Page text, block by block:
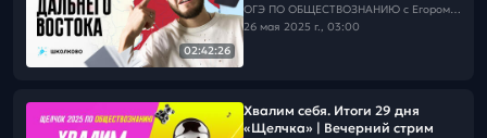
02:42:26
ОГЭ ПО ОБЩЕСТВОЗНАНИЮ c Егором Кантом
26 мая 2025 г., 03:00
Хвалим себя. Итоги 29 дня
«Щелчка» | Вечерний стрим